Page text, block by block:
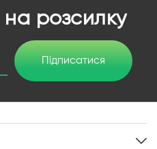
на розсилку
Підписатися